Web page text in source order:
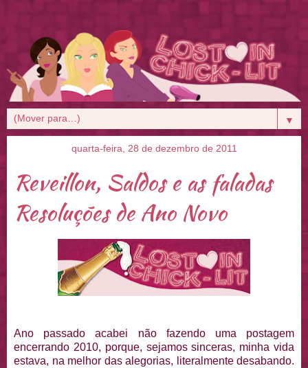
▼
quarta-feira, 28 de dezembro de 2011
Reveillon, Saldos e as faladas
Resoluções de Ano Novo
Ano passado acabei não fazendo uma postagem
encerrando 2010, porque, sejamos sinceras, minha vida
estava, na melhor das alegorias, literalmente desabando.